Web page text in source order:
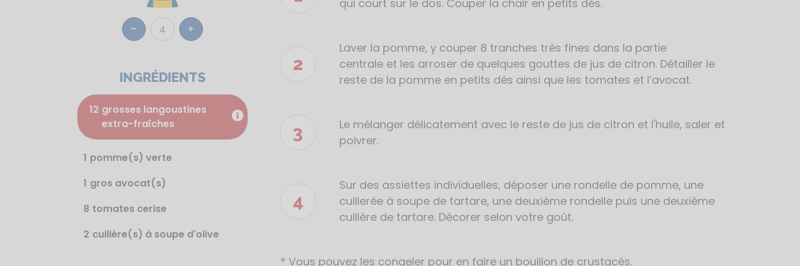
Réduire 4 Augmenter
INGRÉDIENTS
12 grosses langoustines
extra-fraîches
1 pomme(s) verte
1 gros avocat(s)
8 tomates cerise
2 cuillère(s) à soupe d'olive
qui court sur le dos. Couper la chair en petits dés.
Laver la pomme, y couper 8 tranches très fines dans la partie
centrale et les arroser de quelques gouttes de jus de citron. Détailler le
reste de la pomme en petits dés ainsi que les tomates et l’avocat.
Le mélanger délicatement avec le reste de jus de citron et l'huile, saler et
poivrer.
Sur des assiettes individuelles, déposer une rondelle de pomme, une
cuillerée à soupe de tartare, une deuxième rondelle puis une deuxième
cuillère de tartare. Décorer selon votre goût.
* Vous pouvez les congeler pour en faire un bouillon de crustacés.